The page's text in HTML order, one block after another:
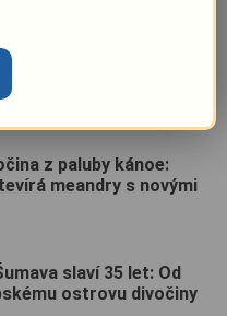
Aplikace EPU láká na
předhůří
z paluby kánoe:
meandry s novými
slaví 35 let: Od
ostrovu divočiny